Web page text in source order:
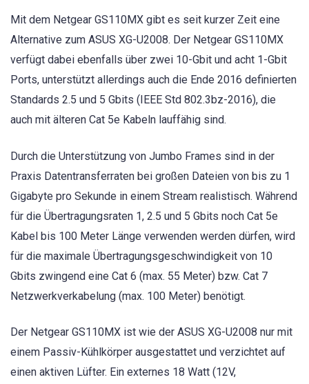
Mit dem Netgear GS110MX gibt es seit kurzer Zeit eine
Alternative zum ASUS XG-U2008. Der Netgear GS110MX
verfügt dabei ebenfalls über zwei 10-Gbit und acht 1-Gbit
Ports, unterstützt allerdings auch die Ende 2016 definierten
Standards 2.5 und 5 Gbits (IEEE Std 802.3bz-2016), die
auch mit älteren Cat 5e Kabeln lauffähig sind.
Durch die Unterstützung von Jumbo Frames sind in der
Praxis Datentransferraten bei großen Dateien von bis zu 1
Gigabyte pro Sekunde in einem Stream realistisch. Während
für die Übertragungsraten 1, 2.5 und 5 Gbits noch Cat 5e
Kabel bis 100 Meter Länge verwenden werden dürfen, wird
für die maximale Übertragungsgeschwindigkeit von 10
Gbits zwingend eine Cat 6 (max. 55 Meter) bzw. Cat 7
Netzwerkverkabelung (max. 100 Meter) benötigt.
Der Netgear GS110MX ist wie der ASUS XG-U2008 nur mit
einem Passiv-Kühlkörper ausgestattet und verzichtet auf
einen aktiven Lüfter. Ein externes 18 Watt (12V,